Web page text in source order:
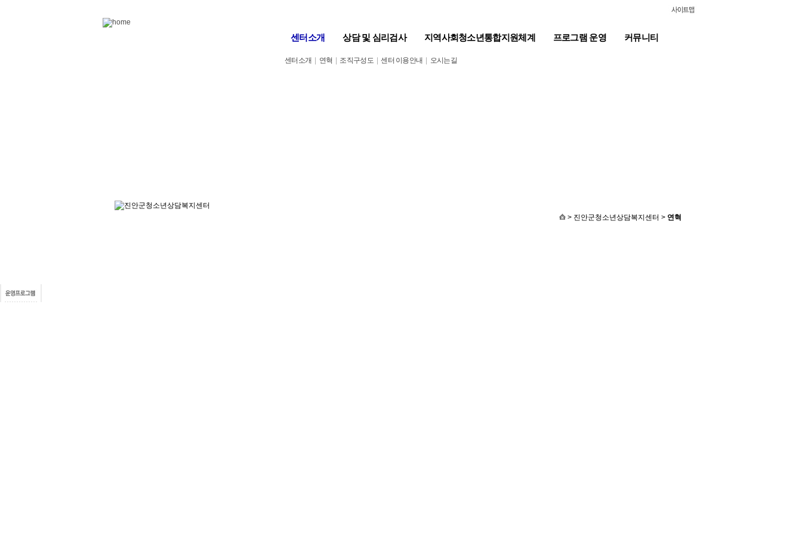
센터소개
센터소개 연혁 조직구성도 센터 이용안내 오시는길
상담 및 심리검사 지역사회청소년통합지원체계 프로그램 운영 커뮤니티
> 진안군청소년상담복지센터 > 연혁